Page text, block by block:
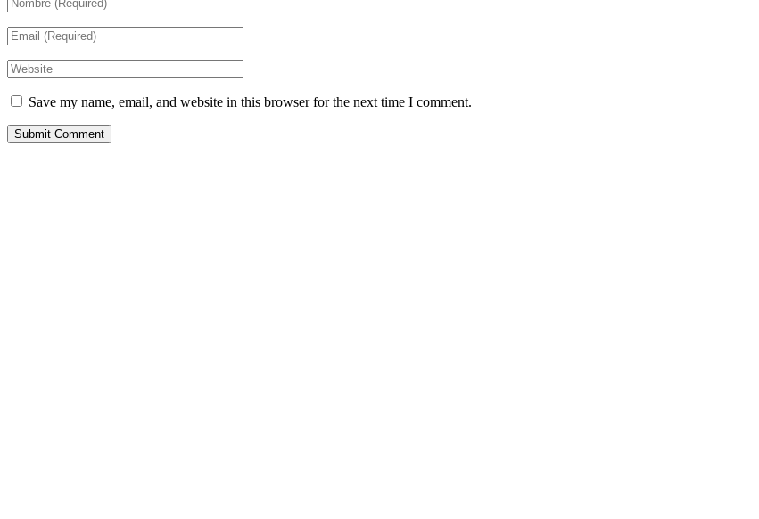
Save my name, email, and website in this browser for the next time I comment.